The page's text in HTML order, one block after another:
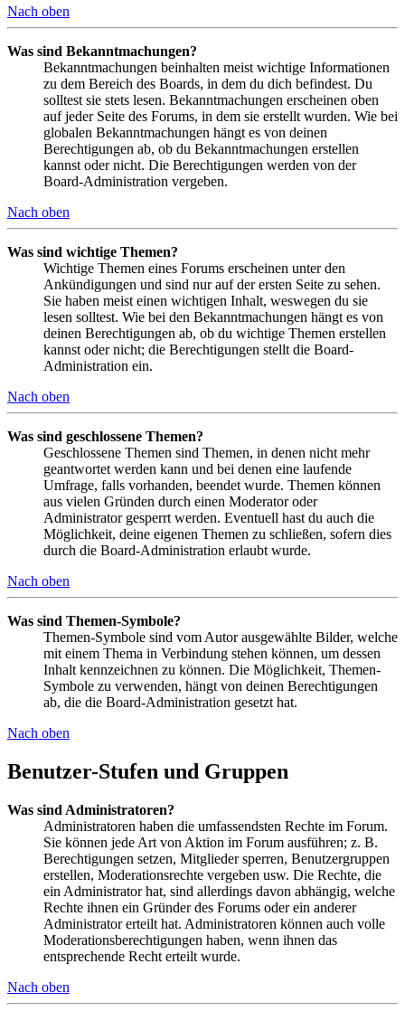
Nach oben
Was sind Bekanntmachungen?
Bekanntmachungen beinhalten meist wichtige Informationen
zu dem Bereich des Boards, in dem du dich befindest. Du
solltest sie stets lesen. Bekanntmachungen erscheinen oben
auf jeder Seite des Forums, in dem sie erstellt wurden. Wie bei
globalen Bekanntmachungen hängt es von deinen
Berechtigungen ab, ob du Bekanntmachungen erstellen
kannst oder nicht. Die Berechtigungen werden von der
Board-Administration vergeben.
Nach oben
Was sind wichtige Themen?
Wichtige Themen eines Forums erscheinen unter den
Ankündigungen und sind nur auf der ersten Seite zu sehen.
Sie haben meist einen wichtigen Inhalt, weswegen du sie
lesen solltest. Wie bei den Bekanntmachungen hängt es von
deinen Berechtigungen ab, ob du wichtige Themen erstellen
kannst oder nicht; die Berechtigungen stellt die Board-
Administration ein.
Nach oben
Was sind geschlossene Themen?
Geschlossene Themen sind Themen, in denen nicht mehr
geantwortet werden kann und bei denen eine laufende
Umfrage, falls vorhanden, beendet wurde. Themen können
aus vielen Gründen durch einen Moderator oder
Administrator gesperrt werden. Eventuell hast du auch die
Möglichkeit, deine eigenen Themen zu schließen, sofern dies
durch die Board-Administration erlaubt wurde.
Nach oben
Was sind Themen-Symbole?
Themen-Symbole sind vom Autor ausgewählte Bilder, welche
mit einem Thema in Verbindung stehen können, um dessen
Inhalt kennzeichnen zu können. Die Möglichkeit, Themen-
Symbole zu verwenden, hängt von deinen Berechtigungen
ab, die die Board-Administration gesetzt hat.
Nach oben
Benutzer-Stufen und Gruppen
Was sind Administratoren?
Administratoren haben die umfassendsten Rechte im Forum.
Sie können jede Art von Aktion im Forum ausführen; z. B.
Berechtigungen setzen, Mitglieder sperren, Benutzergruppen
erstellen, Moderationsrechte vergeben usw. Die Rechte, die
ein Administrator hat, sind allerdings davon abhängig, welche
Rechte ihnen ein Gründer des Forums oder ein anderer
Administrator erteilt hat. Administratoren können auch volle
Moderationsberechtigungen haben, wenn ihnen das
entsprechende Recht erteilt wurde.
Nach oben